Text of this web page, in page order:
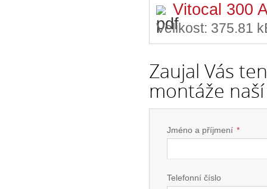
Vitocal 300
Velikost: 375.81
Zaujal Vás
montáže
Jméno a příjmení *
Telefonní číslo